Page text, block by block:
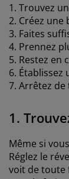
1. Trouvez
2. Créez une
3. Faites
4. Prennez
5. Restez en
6.
7. Arrêtez
1.
Même si
Réglez le
voit de toute